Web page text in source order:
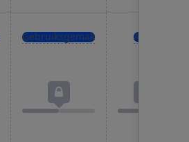
Gebruiksgemak Accu